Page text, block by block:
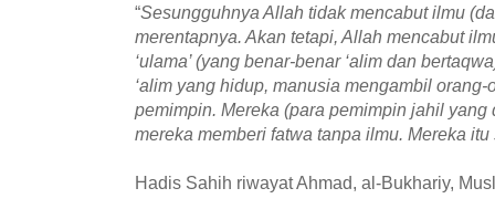
“Sesungguhnya Allah tidak mencabut ilmu
merentapnya. Akan tetapi, Allah mencabut
‘ulama’ (yang benar-benar ‘alim dan
‘alim yang hidup, manusia mengambil
pemimpin. Mereka (para pemimpin jahil yang
mereka memberi fatwa tanpa ilmu. Mereka
Hadis Sahih riwayat Ahmad, al-Bukhariy,